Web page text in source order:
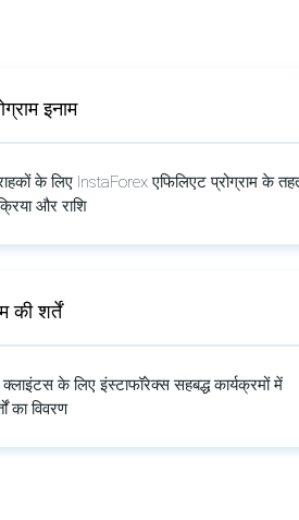
इनाम
के लिए InstaForex एफिलिएट प्रोग्राम के
और राशि
की शर्तें
के लिए इंस्टाफॉरेक्स सहबद्ध कार्यक्रमों में
का विवरण